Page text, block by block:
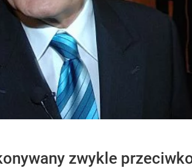
zwykle